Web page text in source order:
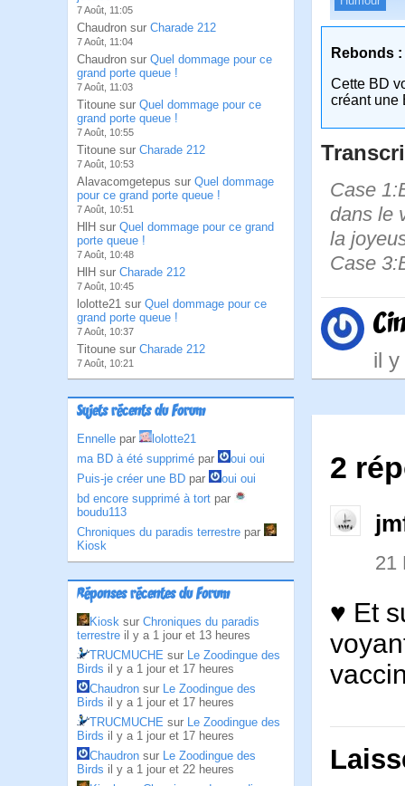
7 Août, 11:05
Chaudron sur Charade 212
7 Août, 11:04
Chaudron sur Quel dommage pour ce
grand porte queue !
7 Août, 11:03
Titoune sur Quel dommage pour ce
grand porte queue !
7 Août, 10:55
Titoune sur Charade 212
7 Août, 10:53
Alavacomgetepus sur Quel dommage
pour ce grand porte queue !
7 Août, 10:51
HlH sur Quel dommage pour ce grand
porte queue !
7 Août, 10:48
HlH sur Charade 212
7 Août, 10:45
lolotte21 sur Quel dommage pour ce
grand porte queue !
7 Août, 10:37
Titoune sur Charade 212
7 Août, 10:21
Sujets récents du Forum
Ennelle par
lolotte21
ma BD à été supprimé par
oui oui
Puis-je créer une BD par
oui oui
bd encore supprimé à tort par
boudu113
Chroniques du paradis terrestre par
Kiosk
Réponses récentes du Forum
Kiosk sur Chroniques du paradis
terrestre il y a 1 jour et 13 heures
TRUCMUCHE sur Le Zoodingue des
Birds il y a 1 jour et 17 heures
Chaudron sur Le Zoodingue des
Birds il y a 1 jour et 17 heures
TRUCMUCHE sur Le Zoodingue des
Birds il y a 1 jour et 17 heures
Chaudron sur Le Zoodingue des
Birds il y a 1 jour et 22 heures
Rebonds :
Cette BD
créant une
Case
dans le
la
Case
il y
2
21
♥ Et